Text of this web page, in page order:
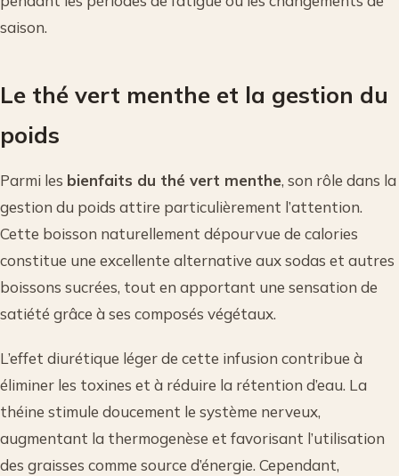
saison.
Le thé vert menthe et la gestion du
poids
Parmi les bienfaits du thé vert menthe, son rôle dans la
gestion du poids attire particulièrement l’attention.
Cette boisson naturellement dépourvue de calories
constitue une excellente alternative aux sodas et autres
boissons sucrées, tout en apportant une sensation de
satiété grâce à ses composés végétaux.
L’effet diurétique léger de cette infusion contribue à
éliminer les toxines et à réduire la rétention d’eau. La
théine stimule doucement le système nerveux,
augmentant la thermogenèse et favorisant l’utilisation
des graisses comme source d’énergie. Cependant,